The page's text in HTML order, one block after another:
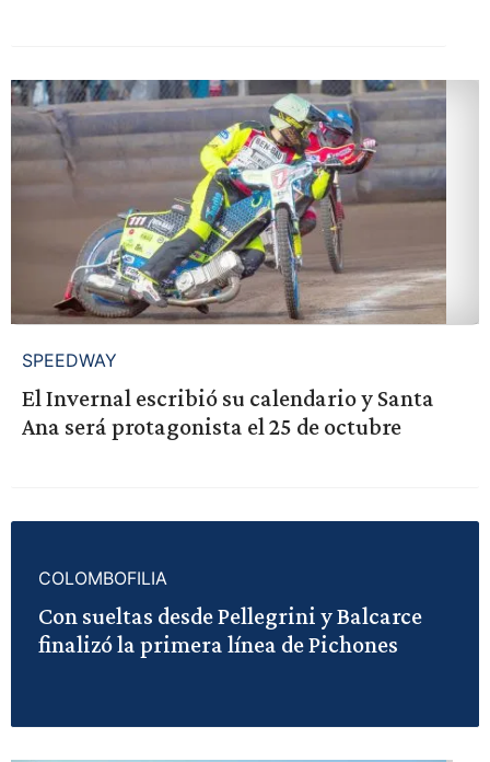
SPEEDWAY
El Invernal escribió su calendario y Santa
Ana será protagonista el 25 de octubre
COLOMBOFILIA
Con sueltas desde Pellegrini y Balcarce
finalizó la primera línea de Pichones